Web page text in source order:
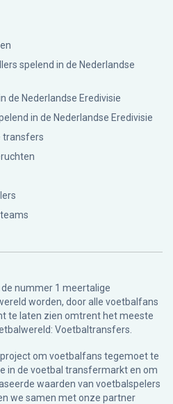
spelend in de Nederlandse
de Nederlandse Eredivisie
in de Nederlandse Eredivisie
transfers
de nummer 1 meertalige
worden, door alle voetbalfans
te laten zien omtrent het meeste
Voetbaltransfers.
om voetbalfans tegemoet te
in de voetbal transfermarkt en om
waarden van voetbalspelers
we samen met onze partner